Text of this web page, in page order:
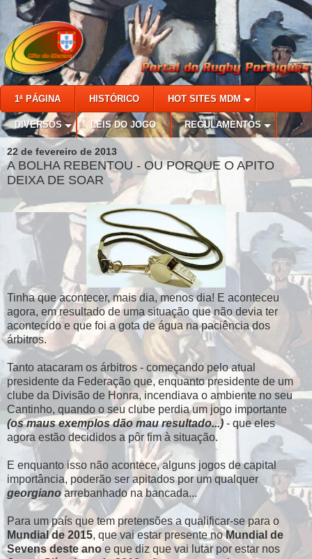
1ª PÁGINA HISTÓRICO HOT SITES MDM
DIVERSOS LEIS DO JOGO REGULAMENTOS
22 de fevereiro de 2013
A BOLHA REBENTOU - OU PORQUE O APITO
DEIXA DE SOAR
Tinha que acontecer, mais dia, menos dia! E aconteceu
agora, em resultado de uma situação que não devia ter
acontecido e que foi a gota de água na paciência dos
árbitros.
Tanto atacaram os árbitros - começando pelo atual
presidente da Federação que, enquanto presidente de um
clube da Divisão de Honra, incendiava o ambiente no seu
Cantinho, quando o seu clube perdia um jogo importante
(os maus exemplos dão mau resultado...) - que eles
agora estão decididos a pôr fim à situação.
E enquanto isso não acontece, alguns jogos de capital
importância, poderão ser apitados por um qualquer
georgianoarrebanhado na bancada...
Para um país que tem pretensões a qualificar-se para o
Mundial de 2015, que vai estar presente noMundial de
Sevens deste ano e que diz que vai lutar por estar nos